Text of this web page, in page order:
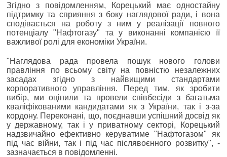
Згідно з повідомленням, Корецький має одностайну
підтримку та сприяння з боку наглядової ради, і вона
сподівається на роботу з ним у реалізації повного
потенціалу "Нафтогазу" та у виконанні компанією її
важливої ролі для економіки України.
"Наглядова рада провела пошук нового голови
правління по всьому світу на повністю незалежних
засадах згідно з найвищими стандартами
корпоративного управління. Перед тим, як зробити
вибір, ми оцінили та провели співбесіди з багатьма
кваліфікованими кандидатами як з України, так і з-за
кордону. Переконані, що, поєднавши успішний досвід як
у державному, так і у приватному секторі, Корецький
надзвичайно ефективно керуватиме "Нафтогазом" як
під час війни, так і під час післявоєнного розвитку", -
зазначається в повідомленні.